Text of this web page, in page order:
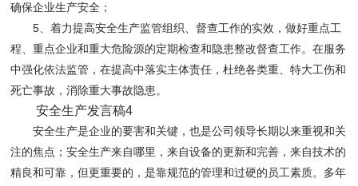
确保企业生产安全；
5、着力提高安全生产监管组织、督查工作的实效，做好重点工
程、重点企业和重大危险源的定期检查和隐患整改督查工作。在服务
中强化依法监管，在提高中落实主体责任，杜绝各类重、特大工伤和
死亡事故，消除重大事故隐患。
安全生产发言稿4
安全生产是企业的要害和关键，也是公司领导长期以来重视和关
注的焦点；安全生产来自哪里，来自设备的更新和完善，来自技术的
精良和可靠，但更重要的，是靠规范的管理和过硬的员工素质。多年